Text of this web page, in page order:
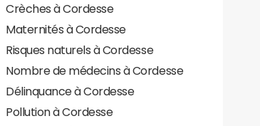
Crèches à Cordesse
Maternités à Cordesse
Risques naturels à Cordesse
Nombre de médecins à Cordesse
Délinquance à Cordesse
Pollution à Cordesse